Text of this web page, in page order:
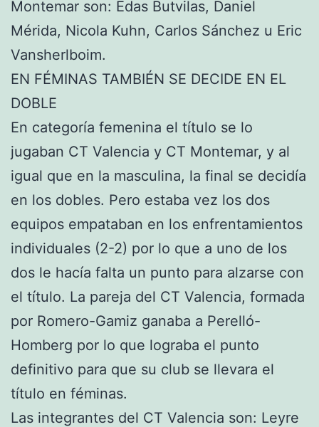
Montemar son: Edas Butvilas, Daniel
Mérida, Nicola Kuhn, Carlos Sánchez u Eric
Vansherlboim.
EN FÉMINAS TAMBIÉN SE DECIDE EN EL
DOBLE
En categoría femenina el título se lo
jugaban CT Valencia y CT Montemar, y al
igual que en la masculina, la final se decidía
en los dobles. Pero estaba vez los dos
equipos empataban en los enfrentamientos
individuales (2-2) por lo que a uno de los
dos le hacía falta un punto para alzarse con
el título. La pareja del CT Valencia, formada
por Romero-Gamiz ganaba a Perelló-
Homberg por lo que lograba el punto
definitivo para que su club se llevara el
título en féminas.
Las integrantes del CT Valencia son: Leyre